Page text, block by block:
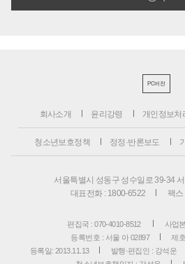
PC버전
회사소개 윤리강령 개인정보처
청소년보호정책 정정·반론보도
서울특별시 성동구 성수일로 39-34
대표전화 : 1800-6522
팩
편집국 : 070-4010-8512
사업
등록번호 : 서울 아 02897
제
등록일: 2013.11.13
발행·편집인 : 강석운